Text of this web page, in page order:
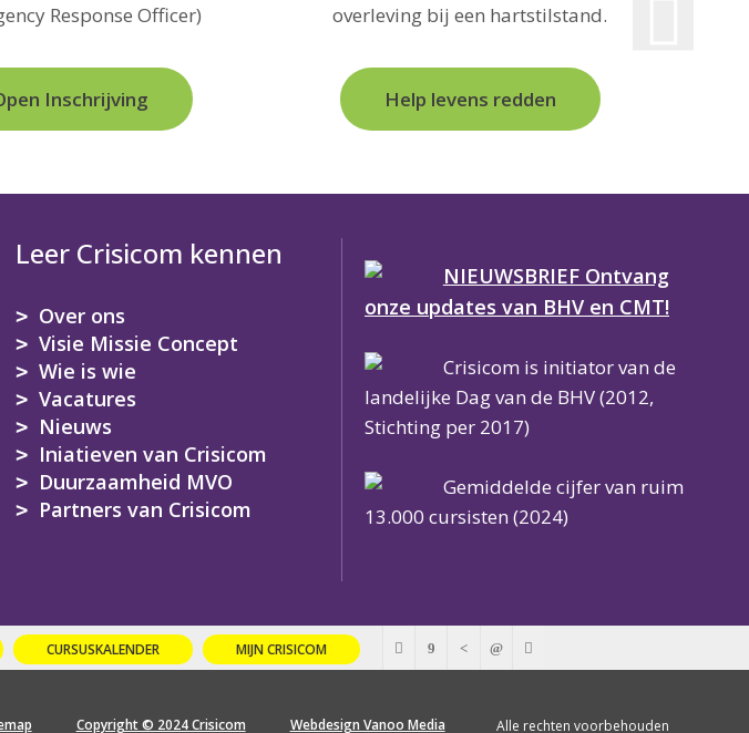
Response Officer)
Inschrijving
overleving bij een hartstilstand.
Help levens redden
Leer Crisicom kennen
Over ons
Visie Missie Concept
Wie is wie
Vacatures
Nieuws
Iniatieven van Crisicom
Duurzaamheid MVO
Partners van Crisicom
NIEUWSBRIEF Ontvang
onze updates van BHV en CMT!
Crisicom is initiator van de
landelijke Dag van de BHV (2012,
Stichting per 2017)
Gemiddelde cijfer van ruim
13.000 cursisten (2024)
CURSUSKALENDER MIJN CRISICOM
Copyright © 2024 Crisicom Webdesign Vanoo Media